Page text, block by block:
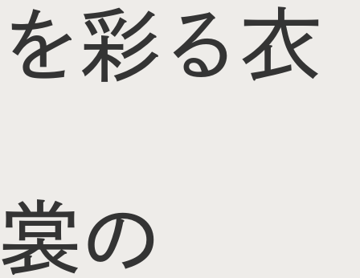
を彩る衣
裳の